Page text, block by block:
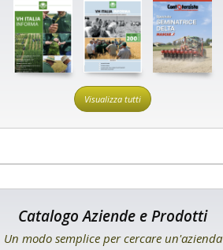
Visualizza tutti
Catalogo Aziende e Prodotti
Un modo semplice per cercare un'azienda